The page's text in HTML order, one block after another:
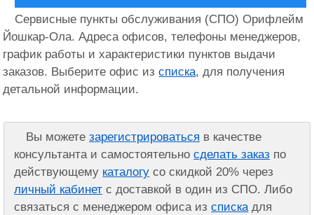
Сервисные пункты обслуживания (СПО) Орифлейм
Йошкар-Ола. Адреса офисов, телефоны менеджеров,
график работы и характеристики пунктов выдачи
заказов. Выберите офис изсписка, для получения
детальной информации.
Вы можетезарегистрироваться в качестве
консультанта и самостоятельносделать заказ по
действующему каталогу со скидкой 20% через
личный кабинет с доставкой в один из СПО. Либо
связаться с менеджером офиса изспискадля